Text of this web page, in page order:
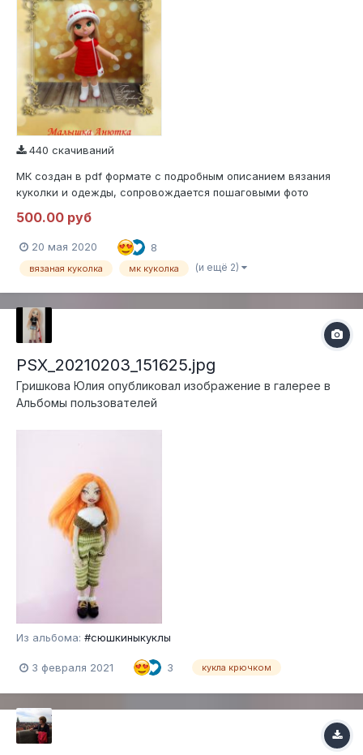
440 скачиваний
МК создан в pdf формате с подробным описанием вязания
куколки и одежды, сопровождается пошаговыми фото
предполагается наличие основных навыков вязания
крючком. Уровень сложности - выше среднего. Необходимые
материалы: Gazzal “Ba...
500.00 руб
20 мая 2020 8
вязаная куколка мк куколка (и ещё 2)
PSX_20210203_151625.jpg
Гришкова Юлия опубликовал изображение в галерее в
Альбомы пользователей
Из альбома: #сюшкиныкуклы
3 февраля 2021 3 кукла крючком